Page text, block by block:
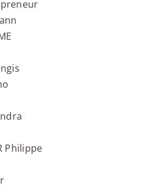
Philippe